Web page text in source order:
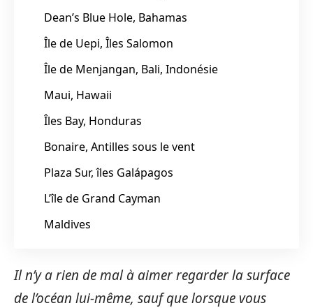
Dean’s Blue Hole, Bahamas
Île de Uepi, Îles Salomon
Île de Menjangan, Bali, Indonésie
Maui, Hawaii
Îles Bay, Honduras
Bonaire, Antilles sous le vent
Plaza Sur, îles Galápagos
L’île de Grand Cayman
Maldives
Il n’y a rien de mal à aimer regarder la surface
de l’océan lui-même, sauf que lorsque vous